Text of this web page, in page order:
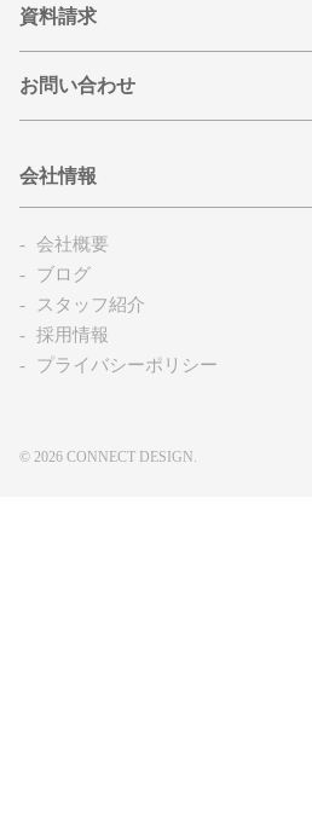
資料請求
お問い合わせ
会社情報
会社概要
ブログ
スタッフ紹介
採用情報
プライバシーポリシー
© 2026 CONNECT DESIGN.